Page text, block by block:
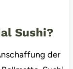
Sushi?
der